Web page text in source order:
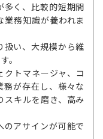
多く、比較的短期間
務知識が養われま
扱い、大規模から維
。
クトマネージャ、コ
務が存在し、様々な
スキルを磨き、高み
のアサインが可能で